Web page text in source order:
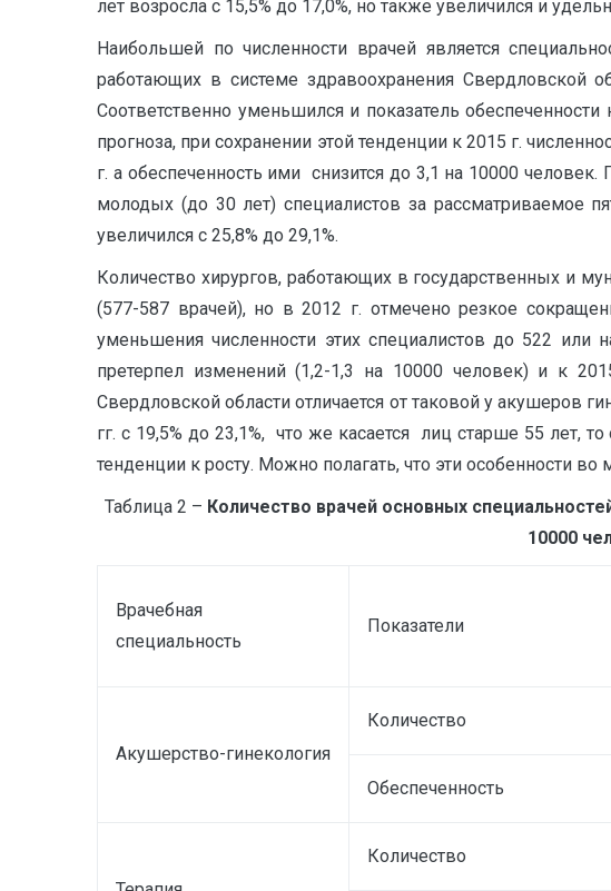
лет возросла с 15,5% до 17,0%, но также увеличился и
Наибольшей по численности врачей является
работающих в системе здравоохранения Свердловской
Соответственно уменьшился и показатель
прогноза, при сохранении этой тенденции к 2015 г.
г. а обеспеченность ими снизится до 3,1 на 10000
молодых (до 30 лет) специалистов за рассматриваемое
увеличился с 25,8% до 29,1%.
Количество хирургов, работающих в государственных и
(577-587 врачей), но в 2012 г. отмечено резкое
уменьшения численности этих специалистов до 522
претерпел изменений (1,2-1,3 на 10000 человек) и к
Свердловской области отличается от таковой у акушеров
гг. с 19,5% до 23,1%, что же касается лиц старше 55
тенденции к росту. Можно полагать, что эти особенности
Таблица 2 – Количество врачей основных
10000
Врачебная
специальность
Показатели
Акушерство-гинекология
Количество
Обеспеченность
Количество